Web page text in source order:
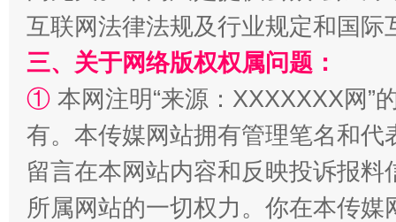
招工难、用工荒背后
互联网法律法规及行业规定和国
三、关于网络版权权属问题：
① 本网注明“来源：XXXXXXX网”
有。本传媒网站拥有管理笔名和
留言在本网站内容和反映投诉报
所属网站的一切权力。你在本传